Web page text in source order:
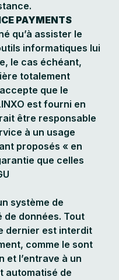
PAYMENTS
qu’à assister le
informatiques lui
le cas échéant,
totalement
que le
est fourni en
être responsable
à un usage
proposés « en
que celles
système de
données. Tout
dernier est interdit
comme le sont
et l’entrave à un
automatisé de